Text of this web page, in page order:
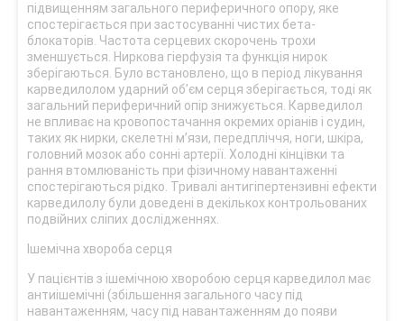
підвищенням загального периферичного опору, яке
спостерігається при застосуванні чистих бета-
блокаторів. Частота серцевих скорочень трохи
зменшується. Ниркова гіерфузія та функція нирок
зберігаються. Було встановлено, що в період лікування
карведилолом ударний об’єм серця зберігається, тоді як
загальний периферичний опір знижується. Карведилол
не впливає на кровопостачання окремих оріанів і судин,
таких як нирки, скелетні м’язи, передпліччя, ноги, шкіра,
головний мозок або сонні артерії. Холодні кінцівки та
рання втомлюваність при фізичному навантаженні
спостерігаються рідко. Тривалі антигіпертензивні ефекти
карведилолу були доведені в декількох контрольованих
подвійних сліпих дослідженнях.
Ішемічна хвороба серця
У пацієнтів з ішемічною хворобою серця карведилол має
антиішемічні (збільшення загального часу під
навантаженням, часу під навантаженням до появи